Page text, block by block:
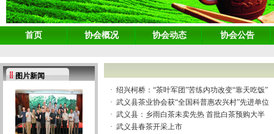
首页 协会概况 协会动态 协会公告
图片新闻
· 绍兴柯桥：“茶叶军团”苦练内功改变“靠天吃饭”
· 武义县茶业协会获“全国科普惠农兴村”先进单位
· 武义县：乡雨白茶未卖先热 首批白茶预购大半
· 武义县春茶开采上市